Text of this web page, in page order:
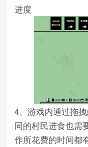
进度
4、游戏内通过拖
同的村民进食也需
作所花费的时间都